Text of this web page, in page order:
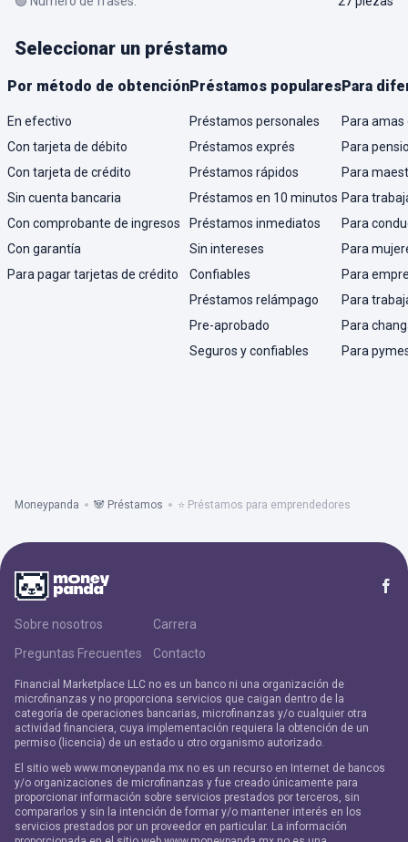
Seleccionar un préstamo
Por método de obtención
En efectivo
Con tarjeta de débito
Con tarjeta de crédito
Sin cuenta bancaria
Con comprobante de ingresos
Con garantía
Para pagar tarjetas de crédito
Préstamos populares
Préstamos personales
Préstamos exprés
Préstamos rápidos
Préstamos en 10 minutos
Préstamos inmediatos
Sin intereses
Confiables
Préstamos relámpago
Pre-aprobado
Seguros y confiables
Para
Para amas
Para
Para
Para
Para
Para
Para
Para
Para
Para
Moneypanda 🐼 Préstamos ⭐ Préstamos para emprendedores
Sobre nosotros
Carrera
Preguntas Frecuentes
Contacto
Financial Marketplace LLC no es un banco ni una organización de
microfinanzas y no proporciona servicios que caigan dentro de la
categoría de operaciones bancarias, microfinanzas y/o cualquier otra
actividad financiera, cuya implementación requiera la obtención de un
permiso (licencia) de un estado u otro organismo autorizado.
El sitio web www.moneypanda.mx no es un recurso en Internet de bancos
y/o organizaciones de microfinanzas y fue creado únicamente para
proporcionar información sobre servicios prestados por terceros, sin
compararlos y sin la intención de formar y/o mantener interés en los
servicios prestados por un proveedor en particular. La información